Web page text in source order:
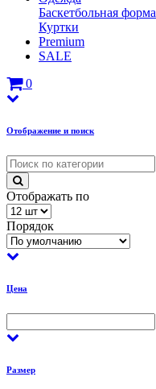
Баскетбольная форма
Куртки
Premium
SALE
0
Отображение и поиск
Отображать по
Порядок
Цена
Размер